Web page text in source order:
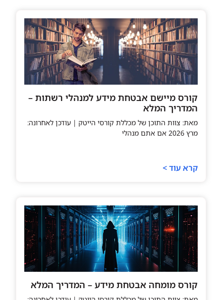
קורס מיישם אבטחת מידע למנהלי רשתות –
המדריך המלא
מאת: צוות התוכן של מכללת קורסי הייטק | עודכן לאחרונה:
מרץ 2026 אם אתם מנהלי
קרא עוד >
קורס מומחה אבטחת מידע – המדריך המלא